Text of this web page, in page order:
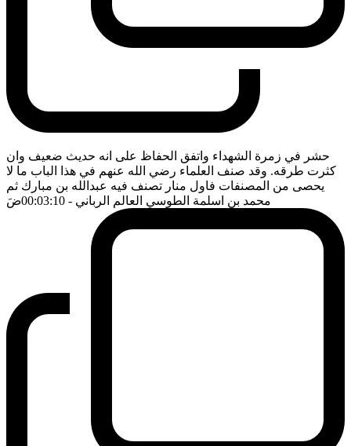
حشر في زمرة الشهداء واتفق الحفاظ على انه حديث ضعيف وان
كثرت طرقه. وقد صنف العلماء رضي الله عنهم في هذا الباب ما لا
يحصى من المصنفات فاول منار تصنف فيه عبدالله بن مبارك ثم
محمد بن اسلمة الطوسي العالم الرباني - 00:03:10 ضَ